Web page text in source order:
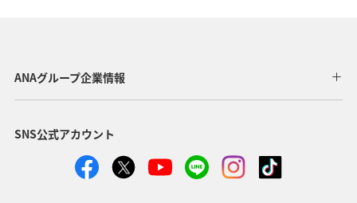
アメリカ・カナダ・中南米 東アジア 韓国
歴史・文化・芸術
スウェーデン ミュンヘン クリスマス
ANAグループ企業情報
SNS公式アカウント